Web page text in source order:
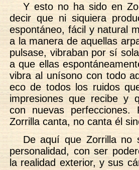
Y esto no ha sido en
decir que ni siquiera
espontáneo, fácil y natural
a la manera de aquellas
pulsase, vibraban por sí
a que ellas
vibra al unísono con todo
eco de todos los ruidos
impresiones que recibe y
con nuevas
Zorrilla canta, no canta él
De aquí que Zorrilla no
personalidad, con ser
la realidad exterior, y sus